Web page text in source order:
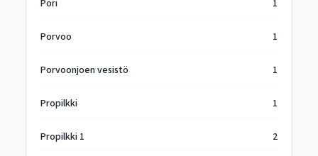
Pori 1
Porvoo 1
Porvoonjoen vesistö 1
Propilkki 1
Propilkki 1 2